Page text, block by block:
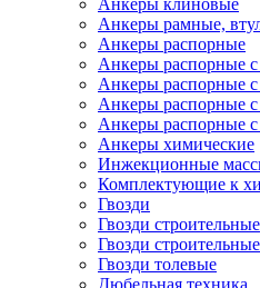
Анкеры клиновые
Анкеры рамные,
Анкеры распорные
Анкеры распорные
Анкеры распорные с
Анкеры распорные
Анкеры распорные
Анкеры химические
Инжекционные
Комплектующие к
Гвозди
Гвозди строительные
Гвозди
Гвозди толевые
Дюбельная техника